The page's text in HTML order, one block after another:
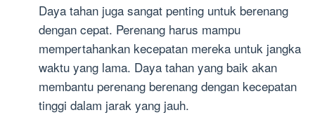
Daya tahan juga sangat penting untuk berenang
dengan cepat. Perenang harus mampu
mempertahankan kecepatan mereka untuk jangka
waktu yang lama. Daya tahan yang baik akan
membantu perenang berenang dengan kecepatan
tinggi dalam jarak yang jauh.